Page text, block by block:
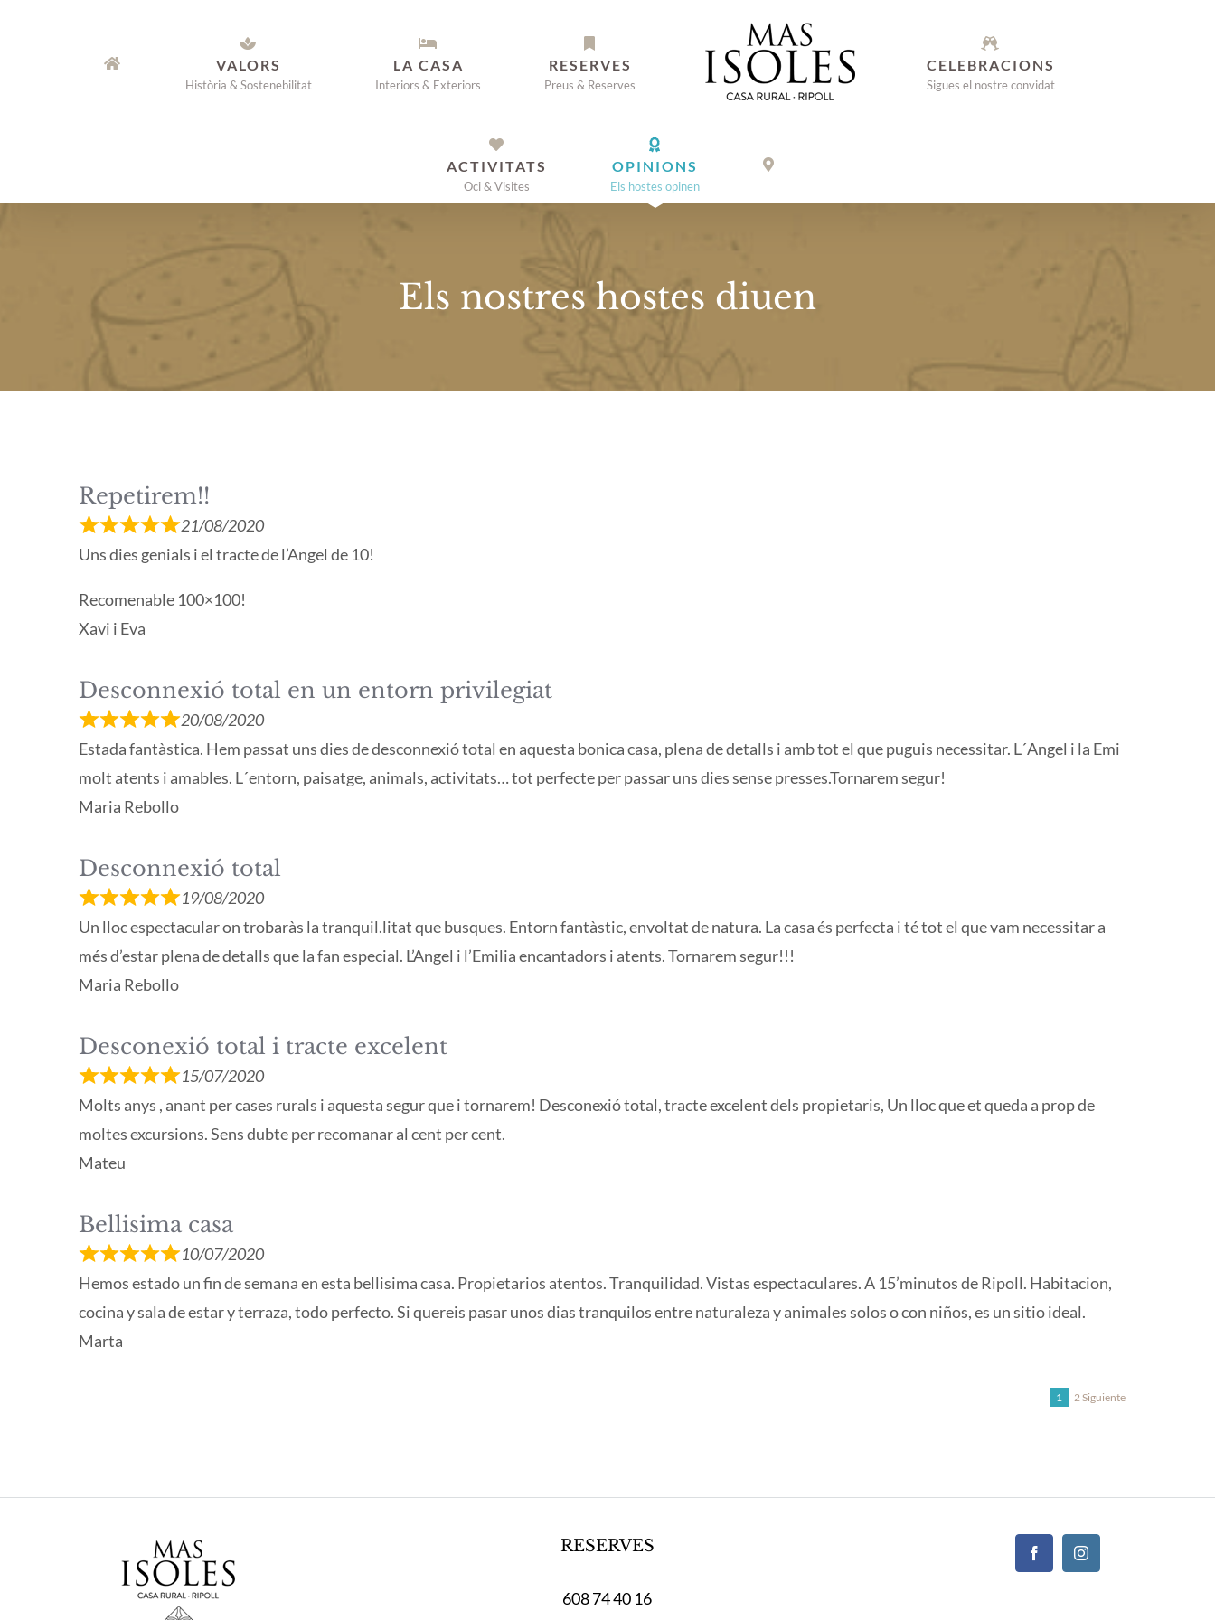
VALORS
Història & Sostenebilitat
LA CASA
Interiors & Exteriors
RESERVES
Preus & Reserves
CELEBRACIONS
Sigues el nostre convidat
ACTIVITATS
Oci & Visites
OPINIONS
Els hostes opinen
Els nostres hostes diuen
Repetirem!!
21/08/2020
Uns dies genials i el tracte de l’Angel de 10!
Recomenable 100×100!
Xavi i Eva
Desconnexió total en un entorn privilegiat
20/08/2020
Estada fantàstica. Hem passat uns dies de desconnexió total en aquesta bonica casa, plena de detalls i amb tot el que puguis necessitar. L´Angel i la Emi
molt atents i amables. L´entorn, paisatge, animals, activitats… tot perfecte per passar uns dies sense presses.Tornarem segur!
Maria Rebollo
Desconnexió total
19/08/2020
Un lloc espectacular on trobaràs la tranquil.litat que busques. Entorn fantàstic, envoltat de natura. La casa és perfecta i té tot el que vam necessitar a
més d’estar plena de detalls que la fan especial. L’Angel i l’Emilia encantadors i atents. Tornarem segur!!!
Maria Rebollo
Desconexió total i tracte excelent
15/07/2020
Molts anys , anant per cases rurals i aquesta segur que i tornarem! Desconexió total, tracte excelent dels propietaris, Un lloc que et queda a prop de
moltes excursions. Sens dubte per recomanar al cent per cent.
Mateu
Bellisima casa
10/07/2020
Hemos estado un fin de semana en esta bellisima casa. Propietarios atentos. Tranquilidad. Vistas espectaculares. A 15’minutos de Ripoll. Habitacion,
cocina y sala de estar y terraza, todo perfecto. Si quereis pasar unos dias tranquilos entre naturaleza y animales solos o con niños, es un sitio ideal.
Marta
del
Página
1 Página
2Siguiente
RESERVES
608 74 40 16